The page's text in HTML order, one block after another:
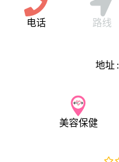
电话 路线
地址 :
美容保健